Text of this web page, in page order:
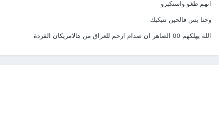
انهم طغو واستكبرو
وحنا بس فالحين نتبكبك
اللة يهلكهم 00 الضاهر ان صدام ارحم للعراق من هالامريكان القردة